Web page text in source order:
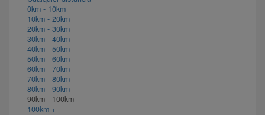
0km - 10km
10km - 20km
20km - 30km
30km - 40km
40km - 50km
50km - 60km
60km - 70km
70km - 80km
80km - 90km
90km - 100km
100km +